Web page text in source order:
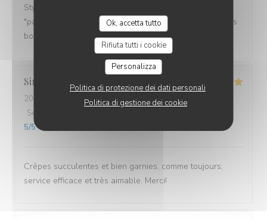
Ok, accetta tutto
Rifiuta tutti i cookie
Personalizza
Politica di protezione dei dati personali
Politica di gestione dei cookie
Style breton sympa. Service rapide, les cuistots
"pakistanais" font de très bonnes galettes lol. C'était très
bon. Je recommande.
Simone
2026-02-07
- 19:00 - Ospiti 2
Servizio
5/5
Crêpes succulentes et bien garnies, comme toujours;
service efficace et très aimable. Merci!